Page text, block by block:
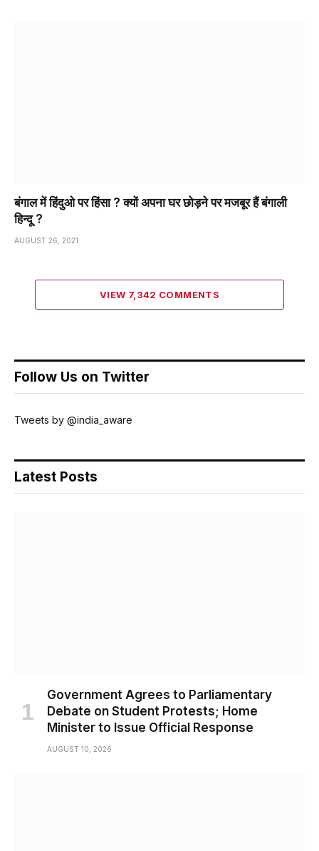
बंगाल में हिंदुओ पर हिंसा ? क्यों अपना घर छोड़ने पर मजबूर हैं बंगाली
हिन्दू ?
AUGUST 26, 2021
VIEW 7,342 COMMENTS
Follow Us on Twitter
Tweets by @india_aware
Latest Posts
Government Agrees to Parliamentary
Debate on Student Protests; Home
Minister to Issue Official Response
AUGUST 10, 2026